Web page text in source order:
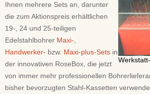
Ihnen mehrere Sets an, darunter
die zum Aktionspreis erhältlichen
19-, 24 und 25-teiligen
Edelstahlbohrer Maxi-
Handwerker- bzw. Maxi-plus-Sets in
der innovativen RoseBox, die jetzt
von immer mehr professionellen
bisher bevorzugten Stahl-Kassetten